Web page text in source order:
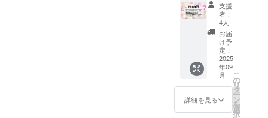
プリン
トＱＲ
コード
をご提
供しま
す。
行公開
最古参
デザイ
ンの
IRIAM
で使え
るアイ
コンリ
ング、
ヘッ
ダー
支援
者：
4人
お届
け予
定：
2025
年09
月
詳細を見る
こ
の
リ
タ
ー
ン
を
選
択